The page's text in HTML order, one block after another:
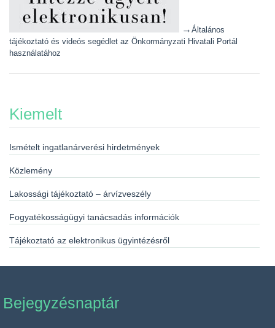
→ Általános
tájékoztató és videós segédlet az Önkormányzati Hivatali Portál
használatához
Kiemelt
Ismételt ingatlanárverési hirdetmények
Közlemény
Lakossági tájékoztató – árvízveszély
Fogyatékosságügyi tanácsadás információk
Tájékoztató az elektronikus ügyintézésről
Bejegyzésnaptár